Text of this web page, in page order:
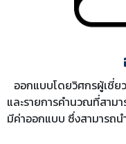
ออกแบบโดยวิศกรผู้เชี่
และรายการคำนวณที่สา
มีค่าออกแบบ ซึ่งสามารถ